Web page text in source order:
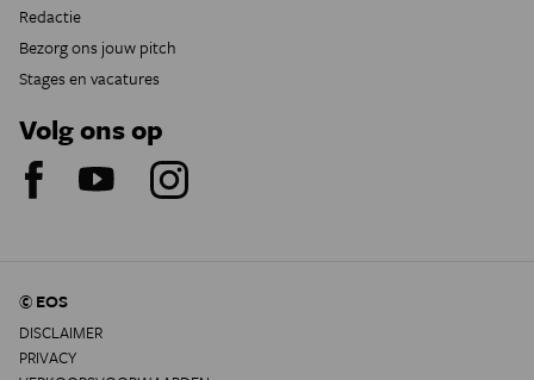
Redactie
Bezorg ons jouw pitch
Stages en vacatures
Volg ons op
© EOS
DISCLAIMER
PRIVACY